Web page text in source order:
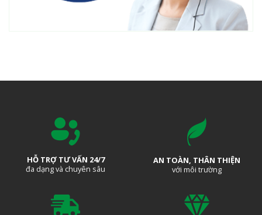
HỖ TRỢ TƯ VẤN 24/7
đa dạng và chuyên sâu
AN TOÀN, THÂN THIỆN
với môi trường